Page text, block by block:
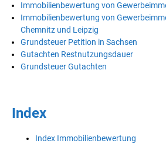
Immobilienbewertung von
Immobilienbewertung von
Chemnitz und Leipzig
Grundsteuer Petition in Sachsen
Gutachten Restnutzungsdauer
Grundsteuer Gutachten
Index
Index Immobilienbewertung